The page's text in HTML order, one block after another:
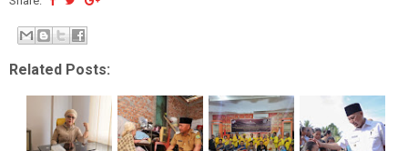
Related Posts: